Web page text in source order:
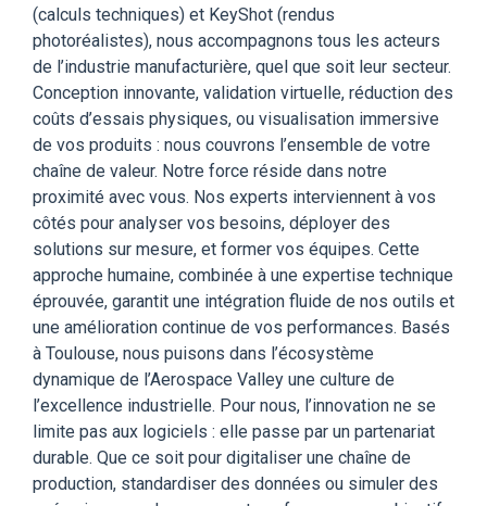
(calculs techniques) et KeyShot (rendus
photoréalistes), nous accompagnons tous les acteurs
de l’industrie manufacturière, quel que soit leur secteur.
Conception innovante, validation virtuelle, réduction des
coûts d’essais physiques, ou visualisation immersive
de vos produits : nous couvrons l’ensemble de votre
chaîne de valeur. Notre force réside dans notre
proximité avec vous. Nos experts interviennent à vos
côtés pour analyser vos besoins, déployer des
solutions sur mesure, et former vos équipes. Cette
approche humaine, combinée à une expertise technique
éprouvée, garantit une intégration fluide de nos outils et
une amélioration continue de vos performances. Basés
à Toulouse, nous puisons dans l’écosystème
dynamique de l’Aerospace Valley une culture de
l’excellence industrielle. Pour nous, l’innovation ne se
limite pas aux logiciels : elle passe par un partenariat
durable. Que ce soit pour digitaliser une chaîne de
production, standardiser des données ou simuler des